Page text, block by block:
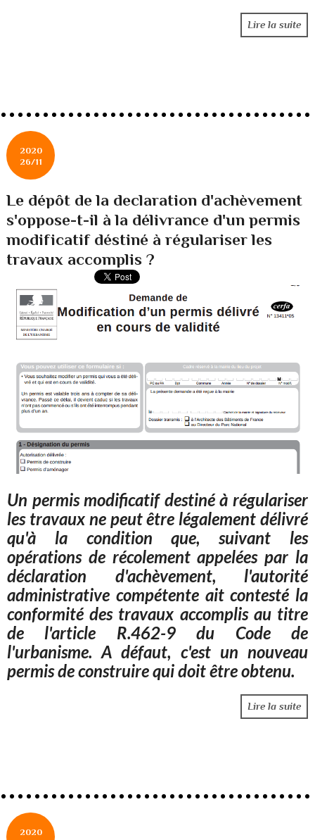
Lire la suite
2020
26/11
Le dépôt de la declaration d'achèvement
s'oppose-t-il à la délivrance d'un permis
modificatif déstiné à régulariser les
travaux accomplis ?
Un permis modificatif destiné à régulariser
les travaux ne peut être légalement délivré
qu'à la condition que, suivant les
opérations de récolement appelées par la
déclaration d'achèvement, l'autorité
administrative compétente ait contesté la
conformité des travaux accomplis au titre
de l'article R.462-9 du Code de
l'urbanisme. A défaut, c'est un nouveau
permis de construire qui doit être obtenu.
Lire la suite
2020